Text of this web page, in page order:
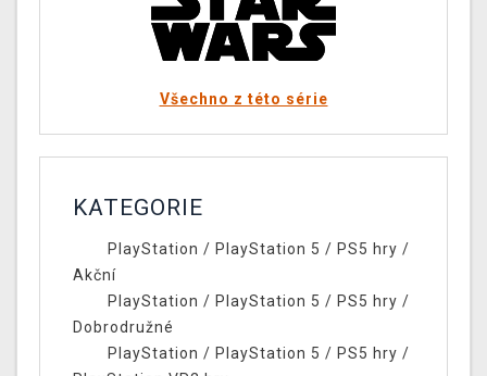
Všechno z této série
KATEGORIE
PlayStation / PlayStation 5 / PS5 hry /
Akční
PlayStation / PlayStation 5 / PS5 hry /
Dobrodružné
PlayStation / PlayStation 5 / PS5 hry /